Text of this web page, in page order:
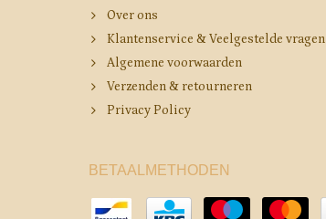
Over ons
Klantenservice & Veelgestelde vragen
Algemene voorwaarden
Verzenden & retourneren
Privacy Policy
BETAALMETHODEN